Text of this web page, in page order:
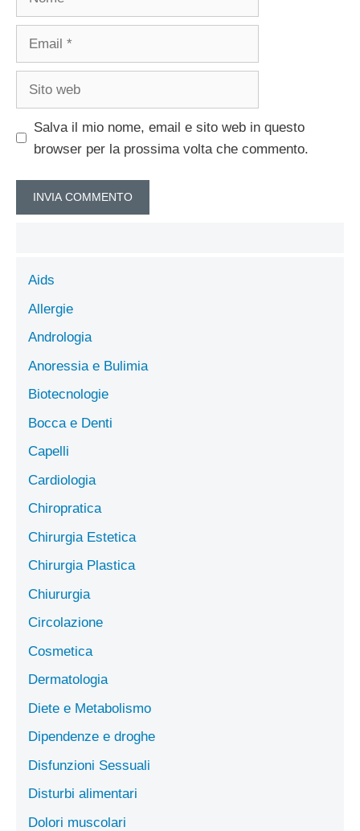
Salva il mio nome, email e sito web in questo
browser per la prossima volta che commento.
Aids
Allergie
Andrologia
Anoressia e Bulimia
Biotecnologie
Bocca e Denti
Capelli
Cardiologia
Chiropratica
Chirurgia Estetica
Chirurgia Plastica
Chiururgia
Circolazione
Cosmetica
Dermatologia
Diete e Metabolismo
Dipendenze e droghe
Disfunzioni Sessuali
Disturbi alimentari
Dolori muscolari